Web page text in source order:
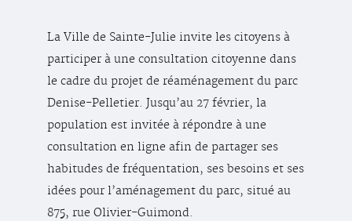
La Ville de Sainte-Julie invite les citoyens à
participer à une consultation citoyenne dans
le cadre du projet de réaménagement du parc
Denise-Pelletier. Jusqu’au 27 février, la
population est invitée à répondre à une
consultation en ligne afin de partager ses
habitudes de fréquentation, ses besoins et ses
idées pour l’aménagement du parc, situé au
875, rue Olivier-Guimond.